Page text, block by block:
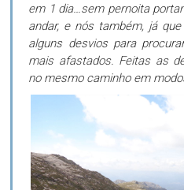
em 1 dia…sem pernoita
andar, e nós também, já
alguns desvios para
mais afastados. Feitas as
no mesmo caminho em